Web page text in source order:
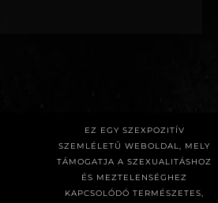
EZ EGY SZEXPOZITÍV
SZEMLÉLETŰ WEBOLDAL, MELY
TÁMOGATJA A SZEXUALITÁSHOZ
ÉS MEZTELENSÉGHEZ
KAPCSOLÓDÓ TERMÉSZETES,